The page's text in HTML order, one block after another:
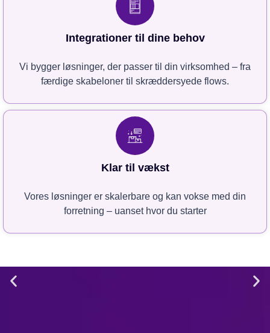
Integrationer til dine behov
Vi bygger løsninger, der passer til din virksomhed – fra
færdige skabeloner til skræddersyede flows.
Klar til vækst
Vores løsninger er skalerbare og kan vokse med din
forretning – uanset hvor du starter